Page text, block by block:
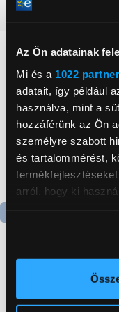
Az Ön adatainak
Mi és a 1022
adatait, így például
használva, mint a
hozzáférünk az Ön
személyre szabott
és tartalommérést,
arról, hogy ki
Az Ön
Részletes ismertető
Candy